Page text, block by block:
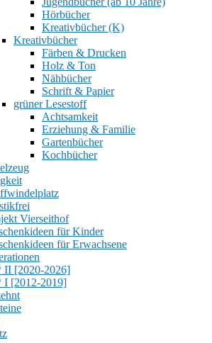
Hörbücher
Kreativbücher (K)
Kreativbücher
Färben & Drucken
Holz & Ton
Nähbücher
Schrift & Papier
grüner Lesestoff
Achtsamkeit
Erziehung & Familie
Gartenbücher
Kochbücher
Vierseithof
für Kinder
für Erwachsene
II [2020-2026]
I [2012-2019]